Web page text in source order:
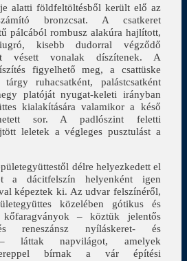
alatti földfeltöltésből került elő az
bronzcsat. A csatkeret
pálcából rombusz alakúra hajlított,
kisebb dudorral végződő
vésett vonalak díszítenek. A
figyelhető meg, a csattüske
ruhacsatként, palástcsatként
platóját nyugat-keleti irányban
kialakítására valamikor a késő
sor. A padlószint feletti
leletek a végleges pusztulást a
délre helyezkedett el
a dácitfelszín helyenként igen
képeztek ki. Az udvar felszínéről,
közelében gótikus és
kőfaragványok – köztük jelentős
reneszánsz nyíláskeret- és
– láttak napvilágot, amelyek
bírnak a vár építési